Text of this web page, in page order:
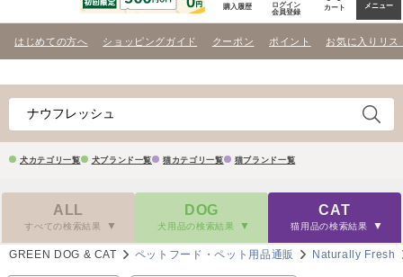
購入履歴
ログイン
会員登録
カート メニュー
はじめての方へ ショッピングガイド クーポン ポイント お気に入りリス
犬カテゴリ一覧 犬ブランド一覧 猫カテゴリ一覧 猫ブランド一覧
ALL
すべての検索結果
DOG
犬用品の検索結果
CAT
猫用品の検索結果
GREEN DOG & CAT ペットフード・ペット用品通販 Naturally Fresh